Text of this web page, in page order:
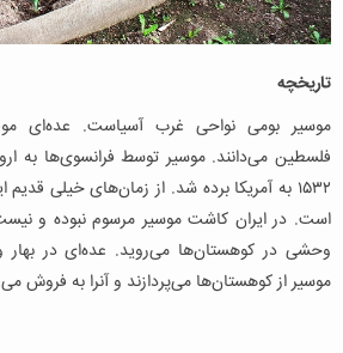
تاریخچه
موسیر بومی نواحی غرب آسیاست. عده‌ای
فلسطین می‌دانند. موسیر توسط فرانسوی‌ها به
۱۵۳۲ به آمریکا برده شد. از زمان‌های خیلی
است. در ایران کاشت موسیر مرسوم نبوده و
وحشی در کوهستان‌ها می‌روید. عده‌ای در بهار
موسیر از کوهستان‌ها می‌پردازند و آنرا به فروش